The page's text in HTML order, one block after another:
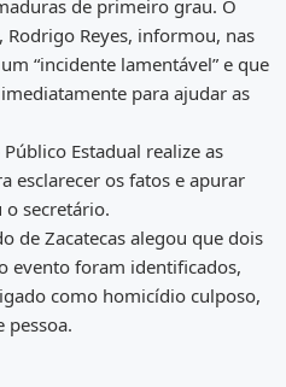
de primeiro grau. O
Rodrigo Reyes, informou, nas
“incidente lamentável” e que
para ajudar as
Estadual realize as
esclarecer os fatos e apurar
o secretário.
de Zacatecas alegou que dois
evento foram identificados,
como homicídio culposo,
pessoa.